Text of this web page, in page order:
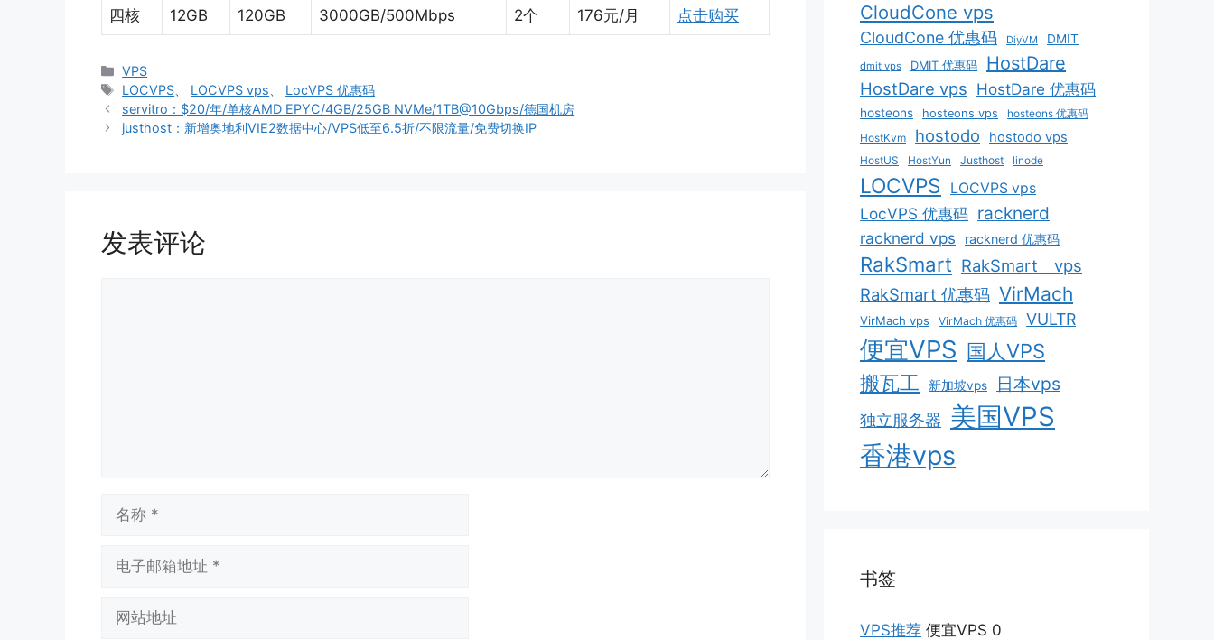
四核 12GB 120GB 3000GB/500Mbps 2个 176元/月 点击购买
分
类
VPS
标
签
LOCVPS LOCVPS vps
LocVPS 优惠码
servitro：$20/年/单核AMD EPYC/4GB/25GB NVMe/1TB@10Gbps/德国机房
justhost：新增奥地利VIE2数据中心/VPS低至6.5折/不限流量/免费切换IP
发表评论
CloudCone vps
CloudCone 优惠码 DiyVM DMIT
dmit vps DMIT 优惠码 HostDare
HostDare vps HostDare 优惠码
hosteons hosteons vps
hosteons 优惠码
HostKvm
hostodo hostodo vps
HostUS HostYun Justhost linode
LOCVPS LOCVPS vps
LocVPS 优惠码 racknerd
racknerd vps racknerd 优惠码
RakSmart RakSmart vps
RakSmart 优惠码 VirMach
VirMach vps VirMach 优惠码 VULTR
便宜VPS 国人VPS
搬瓦工
新加坡vps 日本vps
独立服务器 美国VPS
香港vps
书签
VPS推荐 便宜VPS 0